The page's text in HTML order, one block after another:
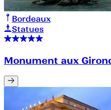
Bordeaux
Statues
Monument aux